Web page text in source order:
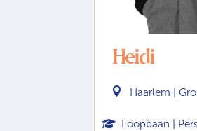
Heidi
 Haarlem |
Loopbaan |